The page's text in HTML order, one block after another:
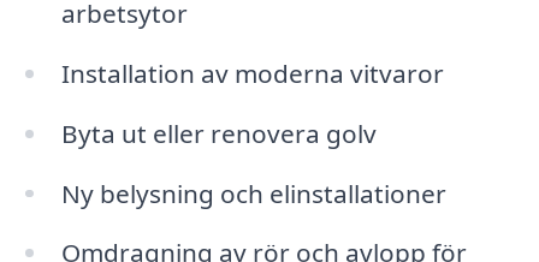
arbetsytor
Installation av moderna vitvaror
Byta ut eller renovera golv
Ny belysning och elinstallationer
Omdragning av rör och avlopp för